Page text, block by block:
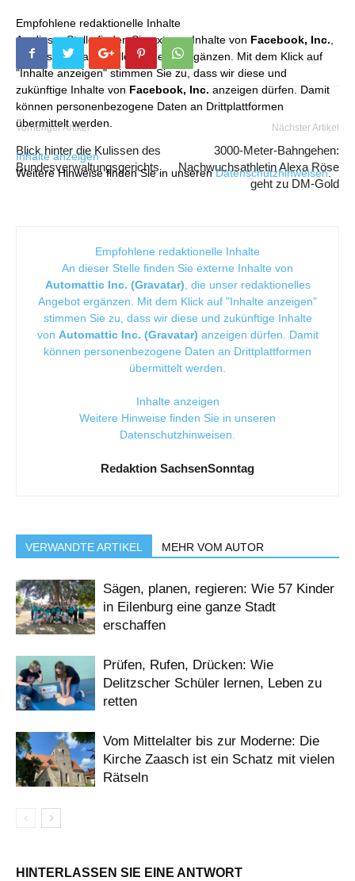
Empfohlene redaktionelle Inhalte
An dieser Stelle finden Sie externe Inhalte von Facebook, Inc.,
die unser redaktionelles Angebot ergänzen. Mit dem Klick auf
"Inhalte anzeigen" stimmen Sie zu, dass wir diese und
zukünftige Inhalte von Facebook, Inc. anzeigen dürfen. Damit
können personenbezogene Daten an Drittplattformen
übermittelt werden.
Inhalte anzeigen
Weitere Hinweise finden Sie in unserenDatenschutzhinweisen.
Vorheriger Artikel
Blick hinter die Kulissen des
Bundesverwaltungsgerichts
Nächster Artikel
3000-Meter-Bahngehen:
Nachwuchsathletin Alexa Röse
geht zu DM-Gold
Empfohlene redaktionelle Inhalte
An dieser Stelle finden Sie externe Inhalte von
Automattic Inc. (Gravatar), die unser redaktionelles
Angebot ergänzen. Mit dem Klick auf "Inhalte anzeigen"
stimmen Sie zu, dass wir diese und zukünftige Inhalte
von Automattic Inc. (Gravatar) anzeigen dürfen. Damit
können personenbezogene Daten an Drittplattformen
übermittelt werden.
Inhalte anzeigen
Weitere Hinweise finden Sie in unseren
Datenschutzhinweisen.
Redaktion SachsenSonntag
VERWANDTE ARTIKEL MEHR VOM AUTOR
Sägen, planen, regieren: Wie 57 Kinder
in Eilenburg eine ganze Stadt
erschaffen
Prüfen, Rufen, Drücken: Wie
Delitzscher Schüler lernen, Leben zu
retten
Vom Mittelalter bis zur Moderne: Die
Kirche Zaasch ist ein Schatz mit vielen
Rätseln
HINTERLASSEN SIE EINE ANTWORT